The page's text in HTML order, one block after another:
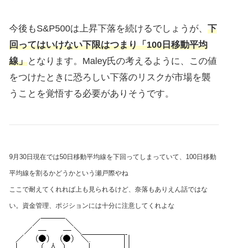
今後もS&P500は上昇下落を続けるでしょうが、 下
回ってはいけない下限はつまり「100日移動平均
線」となります。Maley氏の考えるように、この値
をつけたときに恐ろしい下落のリスクが市場を襲
うことを覚悟する必要がありそうです。
9月30日現在では50日移動平均線を下回ってしまっていて、100日移動
平均線を割るかどうかという瀬戸際やね
ここで耐えてくれれば上も見られるけど、奈落もありえん話ではな
い。資金管理、ポジションには十分に注意してくれよな